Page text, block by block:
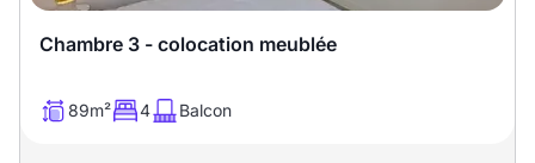
Sélectionner...
Équipements des parties
Chambre 3 - colocation meublée
89m² 4 Balcon